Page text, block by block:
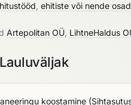
ehitiste või nende
Artepolitan OÜ LihtneHaldus
koostamine (